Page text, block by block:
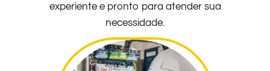
experiente e pronto para atender sua
necessidade.